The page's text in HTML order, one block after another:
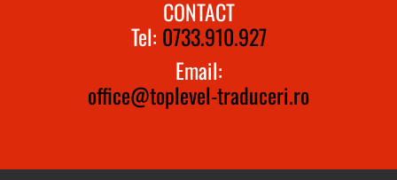
CONTACT
Tel: 0733.910.927
Email:
office@toplevel-traduceri.ro